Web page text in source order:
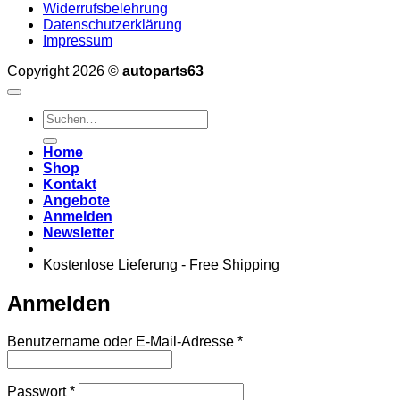
Widerrufsbelehrung
Datenschutzerklärung
Impressum
Copyright 2026 © autoparts63
Suchen
nach:
Home
Shop
Kontakt
Angebote
Anmelden
Newsletter
Kostenlose Lieferung - Free Shipping
Anmelden
Benutzername oder E-Mail-Adresse *Erforderlich
Passwort*Erforderlich